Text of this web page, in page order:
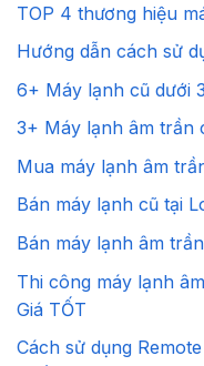
TOP 4 thương hiệu
Hướng dẫn cách sử
6+ Máy lạnh cũ dưới
3+ Máy lạnh âm trần
Mua máy lạnh âm
Bán máy lạnh cũ tại
Bán máy lạnh âm
Thi công máy lạnh
Giá TỐT
Cách sử dụng